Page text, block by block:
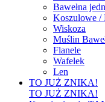
Bawełna
Koszulowe /
Wiskoza
Muślin
Flanele
Wafelek
Len
TO JUŻ ZNIKA!
TO JUŻ ZNIKA!